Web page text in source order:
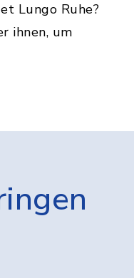
Lungo Ruhe?
ihnen, um